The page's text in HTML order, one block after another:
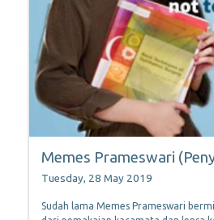
Memes Prameswari
Tuesday, 28 May 2019
Sudah lama Memes Prameswari